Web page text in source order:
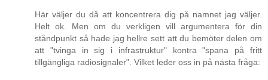
Här väljer du då att koncentrera dig på namnet jag väljer.
Helt ok. Men om du verkligen vill argumentera för din
ståndpunkt så hade jag hellre sett att du bemöter delen om
att "tvinga in sig i infrastruktur" kontra "spana på fritt
tillgängliga radiosignaler". Vilket leder oss in på nästa fråga: